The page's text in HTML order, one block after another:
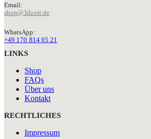
Email:
shop@3dzeit.de
WhatsApp:
+49 170 814 05 21
LINKS
Shop
FAQs
Über uns
Kontakt
RECHTLICHES
Impressum